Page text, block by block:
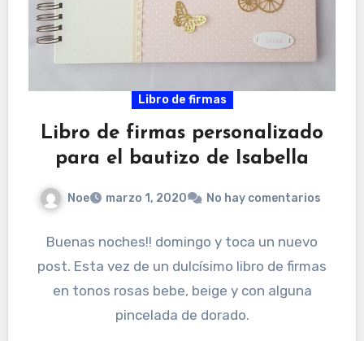
Libro de firmas
Libro de firmas personalizado
para el bautizo de Isabella
Noe marzo 1, 2020 No hay comentarios
Buenas noches!! domingo y toca un nuevo
post. Esta vez de un dulcísimo libro de firmas
en tonos rosas bebe, beige y con alguna
pincelada de dorado.